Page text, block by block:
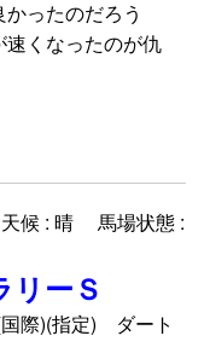
ったのだろう
くなったのが仇
候 : 晴 馬場状態 :
リーＳ
際)(指定) ダート